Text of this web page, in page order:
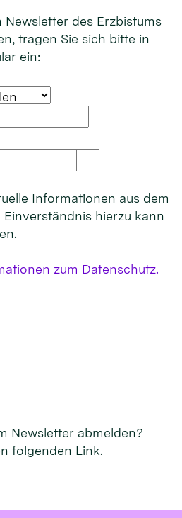
Newsletter des Erzbistums
tragen Sie sich bitte in
ein:
Informationen aus dem
hierzu kann
zum Datenschutz.
Newsletter abmelden?
folgenden Link.